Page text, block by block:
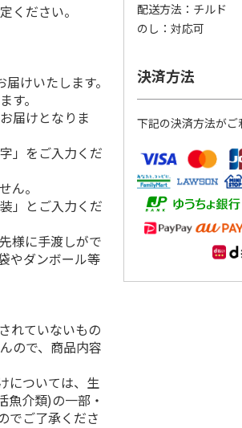
5,980円 4,220円
(送料・税込)
ください。
けいたします。
。
届けとなりま
」をご入力くだ
ん。
」とご入力くだ
様に手渡しがで
やダンボール等
れていないもの
ので、商品内容
については、生
介類)の一部・
でご了承くださ
配送方法
チルド
のし
対応可
決済方法
下記の決済方法がご